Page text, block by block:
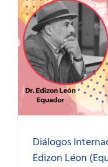
Diálogos
Edizon Léon